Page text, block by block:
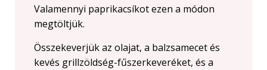
Valamennyi paprikacsíkot ezen a módon
megtöltjük.
Összekeverjük az olajat, a balzsamecet és
kevés grillzöldség-fűszerkeveréket, és a